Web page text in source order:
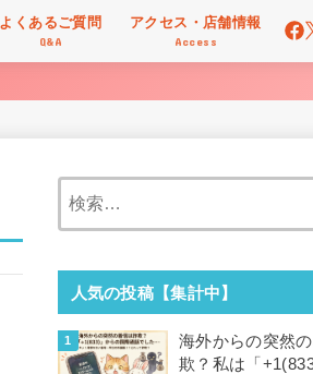
よくあるご質問
Q&A
アクセス・店舗情報
Access
人気の投稿【集計中】
海外からの突然
欺？私は「